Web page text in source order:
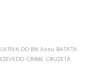
DO RN Assu BATATA
CRIME CRUZETA